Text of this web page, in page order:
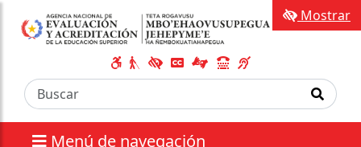
Menú de navegación
Mostrar